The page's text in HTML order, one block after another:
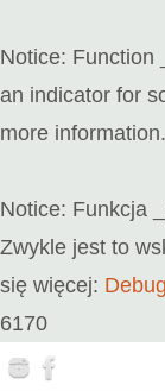
Notice: Function
an indicator for
more
Notice: Funkcja
Zwykle jest to
się więcej:
6170
Przejdź